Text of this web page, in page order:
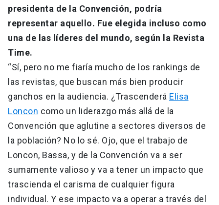
presidenta de la Convención, podría
representar aquello. Fue elegida incluso como
una de las líderes del mundo, según la Revista
Time.
“Sí, pero no me fiaría mucho de los rankings de
las revistas, que buscan más bien producir
ganchos en la audiencia. ¿Trascenderá Elisa
Loncon como un liderazgo más allá de la
Convención que aglutine a sectores diversos de
la población? No lo sé. Ojo, que el trabajo de
Loncon, Bassa, y de la Convención va a ser
sumamente valioso y va a tener un impacto que
trascienda el carisma de cualquier figura
individual. Y ese impacto va a operar a través del